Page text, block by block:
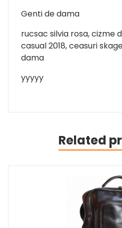
Genti de dama
rucsac silvia rosa, cizme
casual 2018, ceasuri
dama
yyyyy
Related